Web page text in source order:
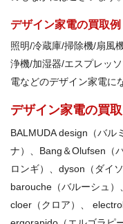
デザイン家電の買取例
照明/冷蔵庫/掃除機/扇風
浄機/加湿器/エスプレッ
電などのデザイン家電に
デザイン家電の買
BALMUDA design（バル
ナ）、Bang＆Olufsen（
ロンギ）、dyson（ダイ
barouche（バルーシュ）
cloer（クロア）、